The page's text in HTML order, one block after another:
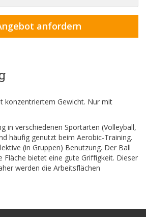
anfordern
konzentriertem Gewicht. Nur mit
in verschiedenen Sportarten (Volleyball,
häufig genutzt beim Aerobic-Training.
(in Gruppen) Benutzung. Der Ball
Fläche bietet eine gute Griffigkeit. Dieser
werden die Arbeitsflächen